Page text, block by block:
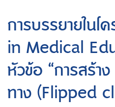
การบรรยายในโ
in Medical
หัวข้อ “การสร้า
ทาง (Flipped